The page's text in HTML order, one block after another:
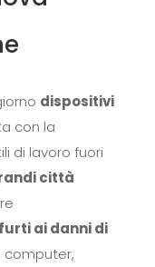
dispositivi
con la
di lavoro fuori
città
furti ai danni di